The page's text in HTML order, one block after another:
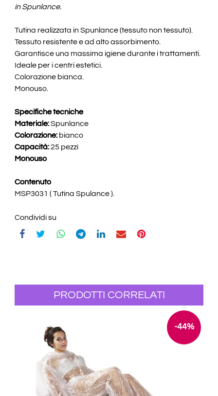
in Spunlance.
Tutina realizzata in Spunlance (tessuto non tessuto).
Tessuto resistente e ad alto assorbimento.
Garantisce una massima igiene durante i trattamenti.
Ideale per i centri estetici.
Colorazione bianca.
Monouso.
Specifiche tecniche
Materiale:Spunlance
Colorazione:bianco
Capacità:25 pezzi
Monouso
Contenuto
MSP3031 ( Tutina Spulance ).
Condividi su
PRODOTTI CORRELATI
-44%